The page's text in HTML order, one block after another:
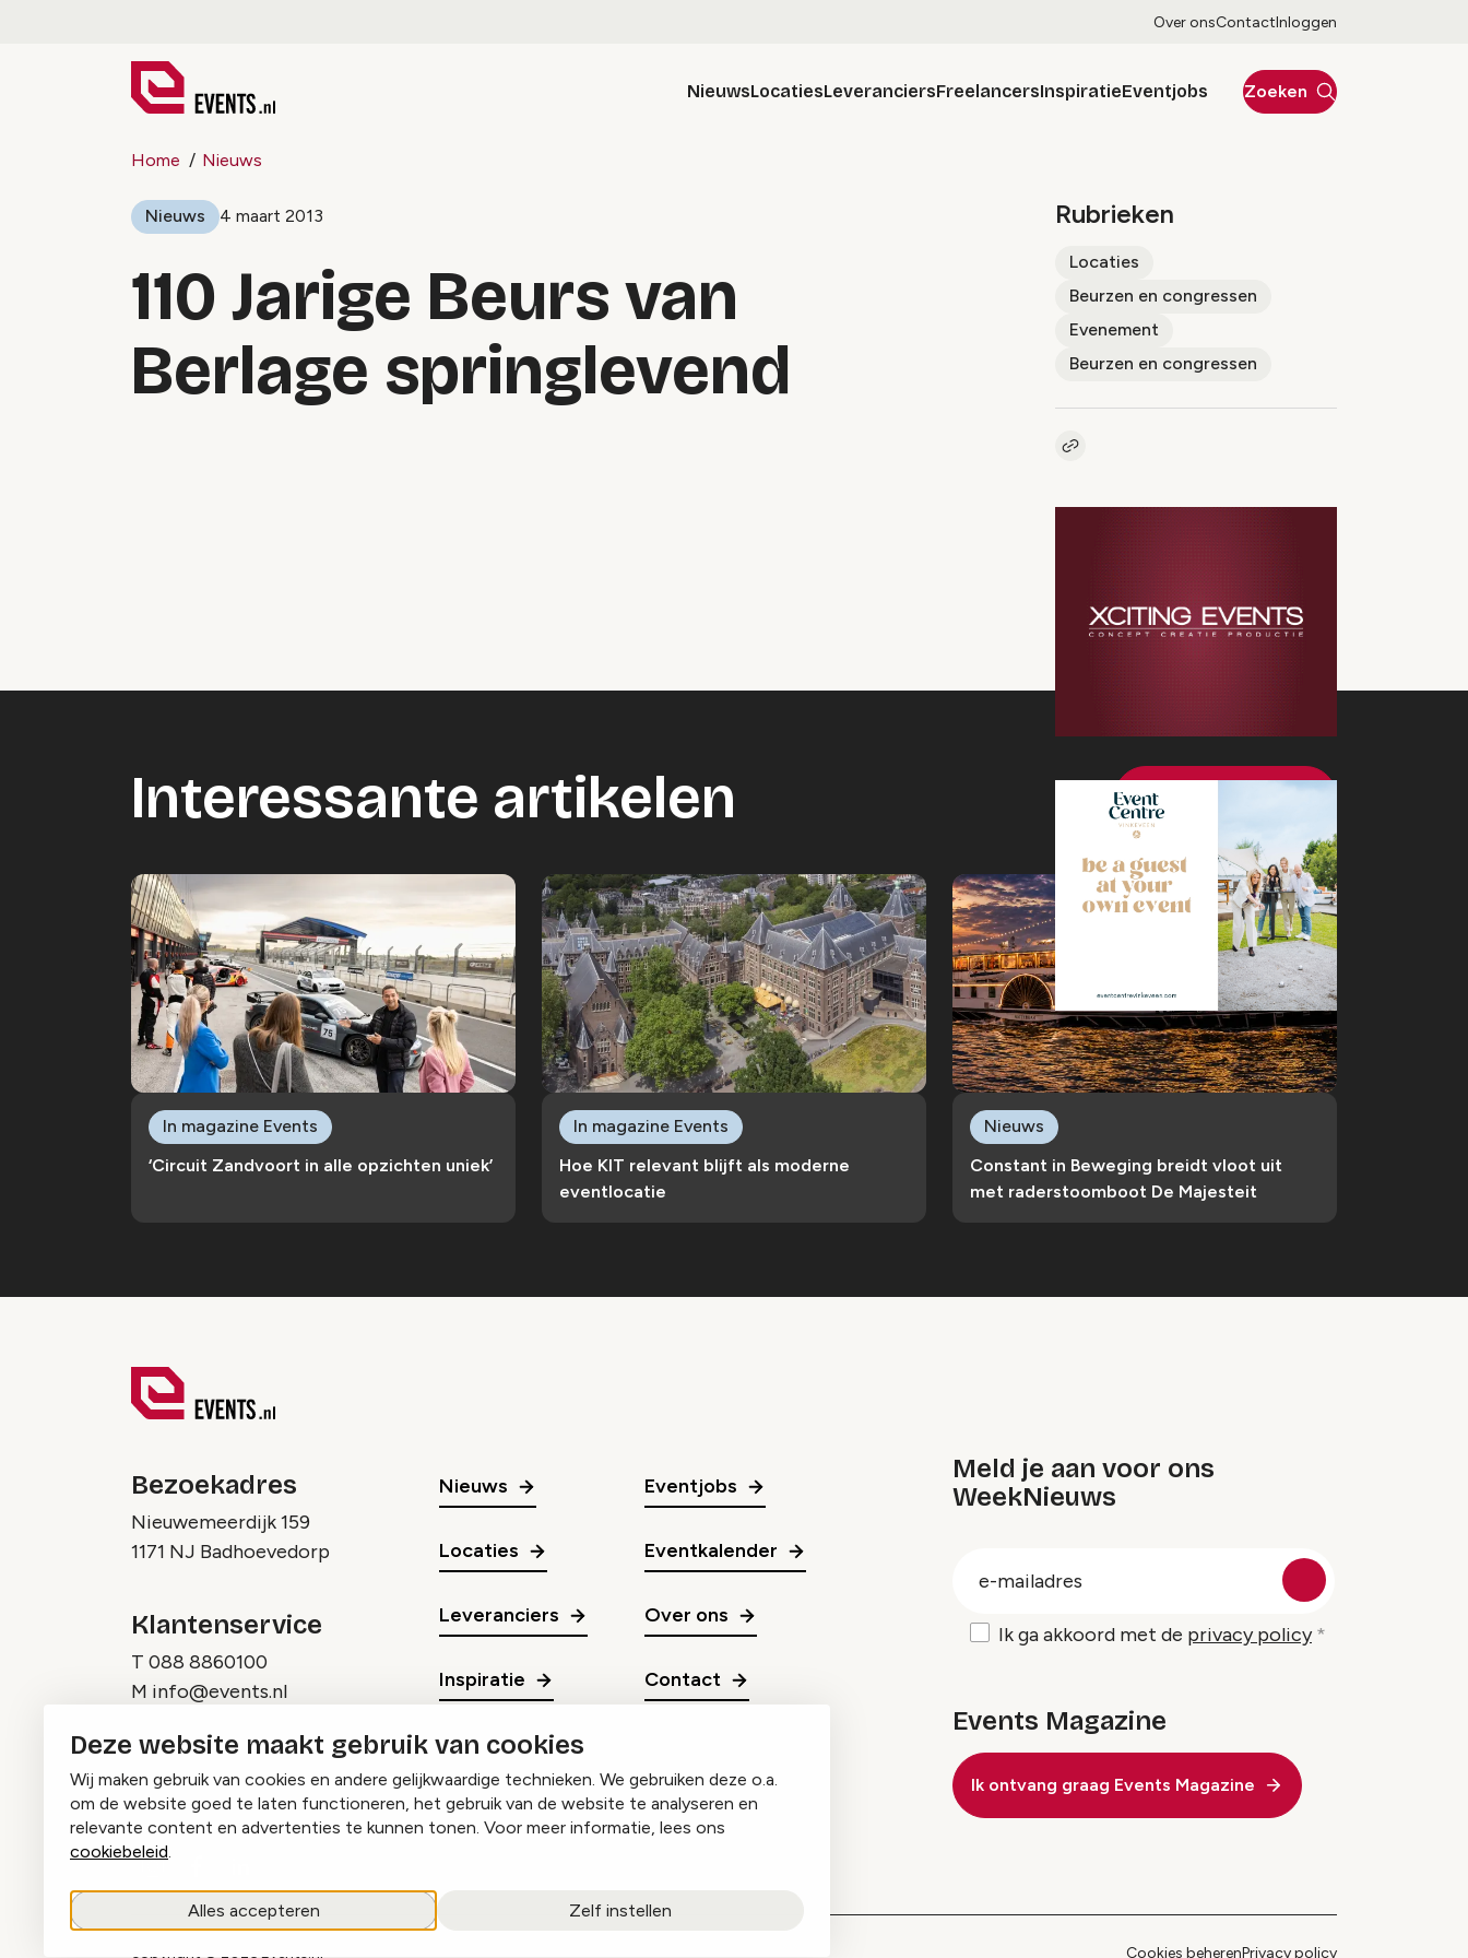
Deze website maakt gebruik van cookies
Wij maken gebruik van cookies en andere gelijkwaardige technieken. We gebruiken deze o.a.
om de website goed te laten functioneren, het gebruik van de website te analyseren en
relevante content en advertenties te kunnen tonen. Voor meer informatie, lees ons
cookiebeleid.
Alles accepteren Zelf instellen
Over onsContactInloggen
NieuwsLocatiesLeveranciersFreelancersInspiratieEventjobs Zoeken
Home Nieuws
Nieuws 4 maart 2013
110 Jarige Beurs van
Berlage springlevend
Rubrieken
Locaties
Beurzen en congressen
Evenement
Beurzen en congressen
Kopieer link naar artikel
Interessante artikelen Bekijk meer nieuws
‘Circuit Zandvoort in alle opzichten uniek’
In magazine Events
Hoe KIT relevant blijft als moderne
eventlocatie
In magazine Events
Constant in Beweging breidt vloot uit
met raderstoomboot De Majesteit
Nieuws
Bezoekadres
Nieuwemeerdijk 159
1171 NJ Badhoevedorp
Klantenservice
T 088 8860100
M info@events.nl
Nieuws
Locaties
Leveranciers
Inspiratie
Eventjobs
Eventkalender
Over ons
Contact
Meld je aan voor ons
WeekNieuws
Ik ga akkoord met de privacy policy
Events Magazine
Ik ontvang graag Events Magazine
Cookies beherenPrivacy policy
copyright © 2026 Events.nl